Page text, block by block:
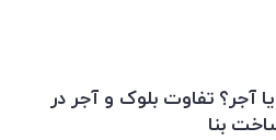
آجر؟ تفاوت بلوک و آجر در
بنا